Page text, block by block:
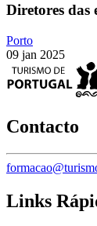
Diretores das
Porto
09 jan 2025
Contacto
Links